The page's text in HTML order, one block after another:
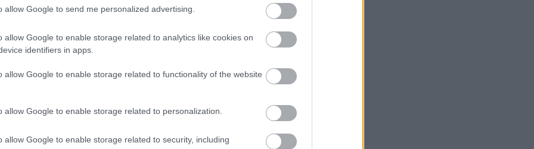
allow Google to send me personalized advertising.
allow Google to enable storage related to analytics like cookies on
identifiers in apps.
allow Google to enable storage related to functionality of the website
allow Google to enable storage related to personalization.
allow Google to enable storage related to security, including
par robežas
Galante:Mūzika ir